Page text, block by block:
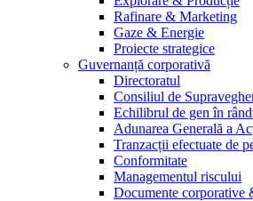
Rafinare & Marketing
Gaze & Energie
Proiecte strategice
Guvernanță corporativă
Directoratul
Consiliul de
Echilibrul de gen în
Adunarea Generală a
Tranzacții efectuate de
Conformitate
Managementul riscului
Documente corporative